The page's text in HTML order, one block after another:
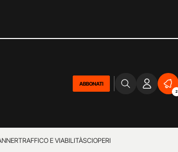
ABBONATI
2
TRAFFICO E VIABILITÀSCIOPERI